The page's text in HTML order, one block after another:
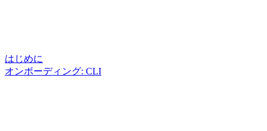
はじめに
オンボーディング: CLI